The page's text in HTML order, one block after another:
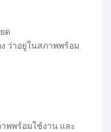
ด
ว่าอยู่ในสภาพพร้อม
พพร้อมใช้งาน และ